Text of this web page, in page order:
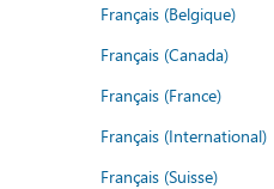
Français (Belgique)
Français (Canada)
Français (France)
Français (International)
Français (Suisse)